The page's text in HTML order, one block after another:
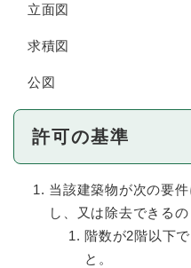
立面図
求積図
公図
許可の基準
当該建築物が次の要
し、又は除去できるの
階数が2階以下
と。